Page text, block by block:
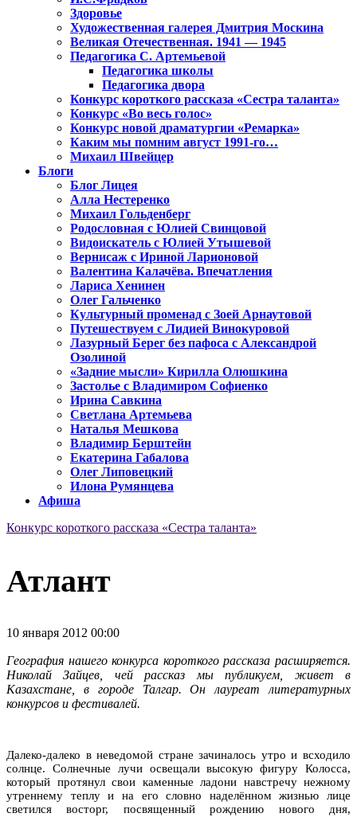
Здоровье
Художественная галерея Дмитрия Москина
Великая Отечественная. 1941 — 1945
Педагогика С. Артемьевой
Педагогика школы
Педагогика двора
Конкурс короткого рассказа «Сестра таланта»
Конкурс «Во весь голос»
Конкурс новой драматургии «Ремарка»
Каким мы помним август 1991-го…
Михаил Швейцер
Блоги
Блог Лицея
Алла Нестеренко
Михаил Гольденберг
Родословная с Юлией Свинцовой
Видоискатель с Юлией Утышевой
Вернисаж с Ириной Ларионовой
Валентина Калачёва. Впечатления
Лариса Хенинен
Олег Гальченко
Культурный променад с Зоей Арнаутовой
Путешествуем с Лидией Винокуровой
Лазурный Берег без пафоса с Александрой
Озолиной
«Задние мысли» Кирилла Олюшкина
Застолье с Владимиром Софиенко
Ирина Савкина
Светлана Артемьева
Наталья Мешкова
Владимир Берштейн
Екатерина Габалова
Олег Липовецкий
Илона Румянцева
Афиша
Конкурс короткого рассказа «Сестра таланта»
Атлант
10 января 2012 00:00
География нашего конкурса короткого рассказа расширяется.
Николай Зайцев, чей рассказ мы публикуем, живет в
Казахстане, в городе Талгар. Он лауреат литературных
конкурсов и фестивалей.
Далеко-далеко в неведомой стране зачиналось утро и всходило
солнце. Солнечные лучи освещали высокую фигуру Колосса,
который протянул свои каменные ладони навстречу нежному
утреннему теплу и на его словно наделённом жизнью лице
светился восторг, посвященный рождению нового дня,